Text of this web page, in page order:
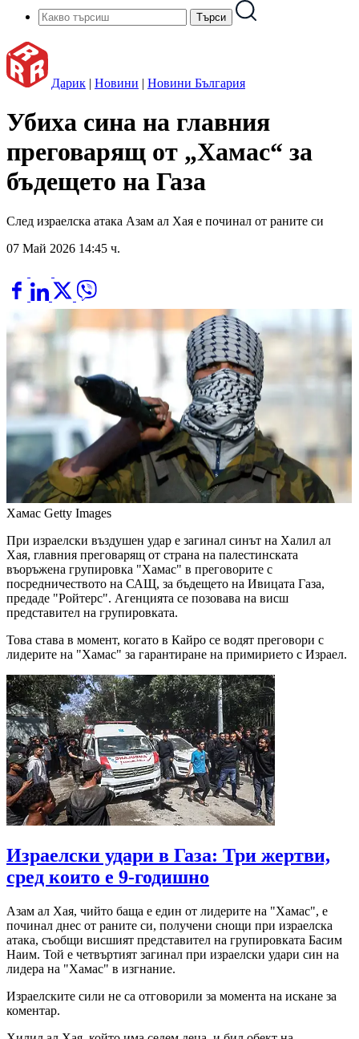
Дарик | Новини | Новини България
Убиха сина на главния
преговарящ от „Хамас“ за
бъдещето на Газа
След израелска атака Азам ал Хая е починал от раните си
07 Май 2026 14:45 ч.
Хамас Getty Images
При израелски въздушен удар е загинал синът на Халил ал
Хая, главния преговарящ от страна на палестинската
въоръжена групировка "Хамас" в преговорите с
посредничеството на САЩ, за бъдещето на Ивицата Газа,
предаде "Ройтерс". Агенцията се позовава на висш
представител на групировката.
Това става в момент, когато в Кайро се водят преговори с
лидерите на "Хамас" за гарантиране на примирието с Израел.
Израелски удари в Газа: Три жертви,
сред които е 9-годишно
Азам ал Хая, чийто баща е един от лидерите на "Хамас", е
починал днес от раните си, получени снощи при израелска
атака, съобщи висшият представител на групировката Басим
Наим. Той е четвъртият загинал при израелски удари син на
лидера на "Хамас" в изгнание.
Израелските сили не са отговорили за момента на искане за
коментар.